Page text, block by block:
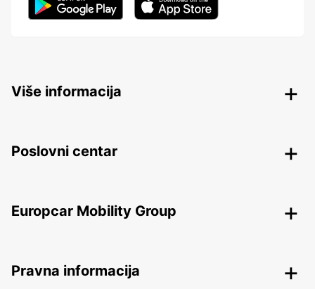
Više informacija
Poslovni centar
Europcar Mobility Group
Pravna informacija